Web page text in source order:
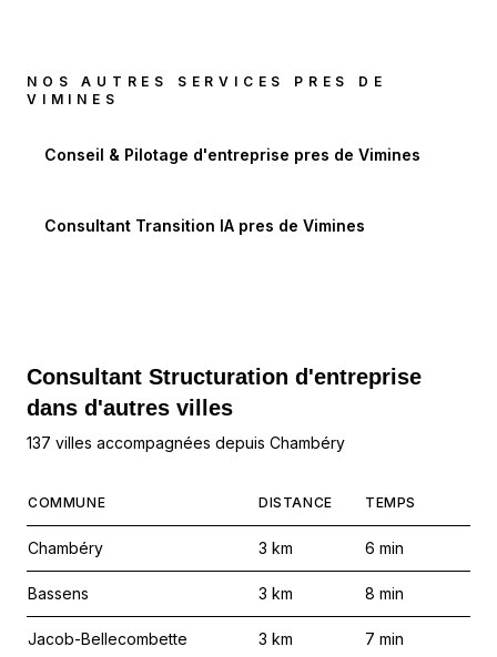
NOS AUTRES SERVICES PRES DE
VIMINES
Conseil & Pilotage d'entreprise pres de Vimines
Consultant Transition IA pres de Vimines
Consultant Structuration d'entreprise
dans d'autres villes
137 villes accompagnées depuis Chambéry
COMMUNE DISTANCE TEMPS
Chambéry 3 km 6 min
Bassens 3 km 8 min
Jacob-Bellecombette 3 km 7 min